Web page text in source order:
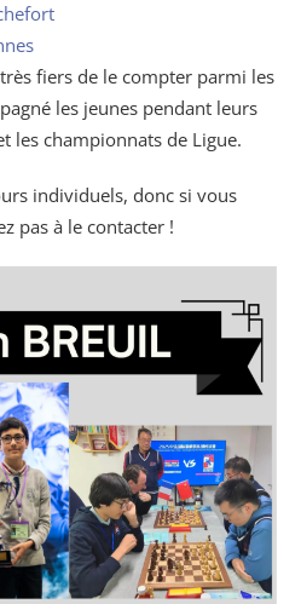
fiers de le compter parmi les
les jeunes pendant leurs
les championnats de Ligue.
individuels, donc si vous
pas à le contacter !